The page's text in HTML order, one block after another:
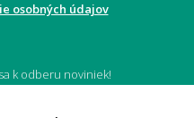
osobných údajov